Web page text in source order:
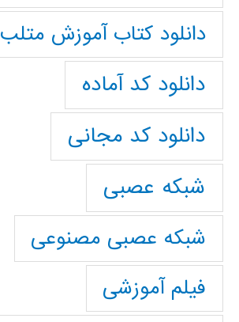
دانلود کتاب آموزش متلب
دانلود کد آماده
دانلود کد مجانی
شبکه عصبی
شبکه عصبی مصنوعی
فیلم آموزشی